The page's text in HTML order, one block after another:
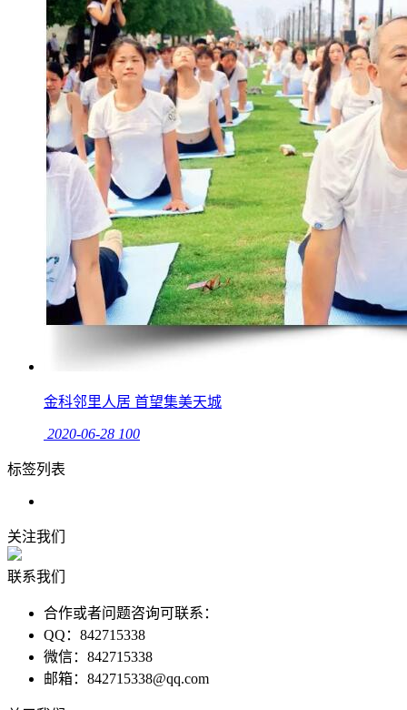
金科邻里人居 首望集美天城
2020-06-28 100
标签列表
关注我们
联系我们
合作或者问题咨询可联系：
QQ：842715338
微信：842715338
邮箱：842715338@qq.com